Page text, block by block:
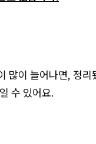
많이 늘어나면, 정리
수 있어요.